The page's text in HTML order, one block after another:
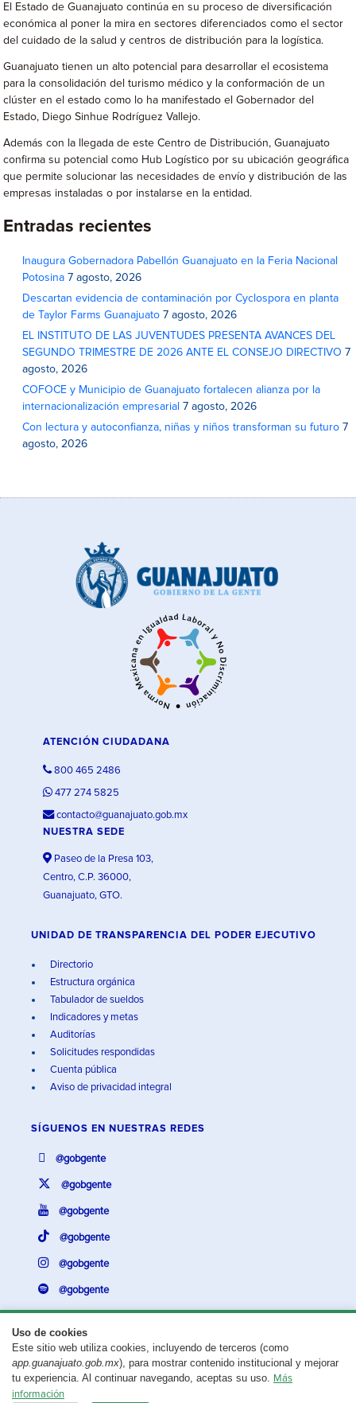
El Estado de Guanajuato continúa en su proceso de diversificación
económica al poner la mira en sectores diferenciados como el sector
del cuidado de la salud y centros de distribución para la logística.
Guanajuato tienen un alto potencial para desarrollar el ecosistema
para la consolidación del turismo médico y la conformación de un
clúster en el estado como lo ha manifestado el Gobernador del
Estado, Diego Sinhue Rodríguez Vallejo.
Además con la llegada de este Centro de Distribución, Guanajuato
confirma su potencial como Hub Logístico por su ubicación geográfica
que permite solucionar las necesidades de envío y distribución de las
empresas instaladas o por instalarse en la entidad.
Entradas recientes
Inaugura Gobernadora Pabellón Guanajuato en la Feria Nacional
Potosina 7 agosto, 2026
Descartan evidencia de contaminación por Cyclospora en planta
de Taylor Farms Guanajuato 7 agosto, 2026
EL INSTITUTO DE LAS JUVENTUDES PRESENTA AVANCES DEL
SEGUNDO TRIMESTRE DE 2026 ANTE EL CONSEJO DIRECTIVO 7
agosto, 2026
COFOCE y Municipio de Guanajuato fortalecen alianza por la
internacionalización empresarial 7 agosto, 2026
Con lectura y autoconfianza, niñas y niños transforman su futuro 7
agosto, 2026
Uso de cookies
Este sitio web utiliza cookies, incluyendo de terceros (como
app.guanajuato.gob.mx), para mostrar contenido institucional y mejorar
tu experiencia. Al continuar navegando, aceptas su uso. Más
información
ATENCIÓN CIUDADANA
800 465 2486
477 274 5825
contacto@guanajuato.gob.mx
NUESTRA SEDE
Paseo de la Presa 103,
Centro, C.P. 36000,
Guanajuato, GTO.
UNIDAD DE TRANSPARENCIA DEL PODER EJECUTIVO
Directorio
Estructura orgánica
Tabulador de sueldos
Indicadores y metas
Auditorías
Solicitudes respondidas
Cuenta pública
Aviso de privacidad integral
SÍGUENOS EN NUESTRAS REDES
@gobgente
@gobgente
@gobgente
@gobgente
@gobgente
@gobgente
¿Existe algún problema con esta página?Repórtalo aquí.
Aviso legal